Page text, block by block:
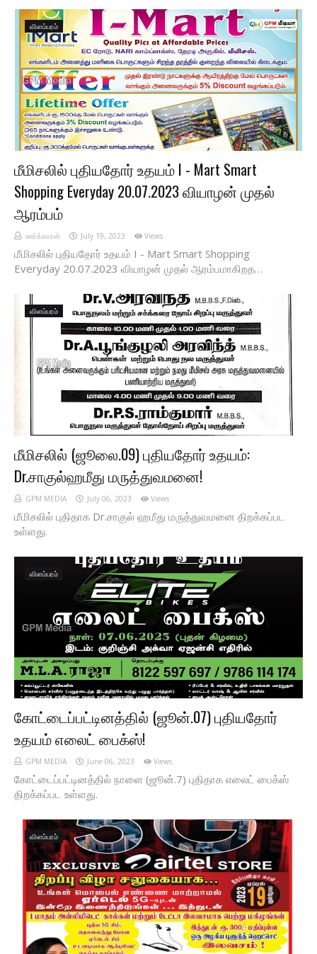
விளம்பரம்
மீமிசலில் புதியதோர் உதயம் I - Mart Smart
Shopping Everyday 20.07.2023 வியாழன் முதல்
ஆரம்பம்
ஊர்க்காரன் July 19, 2023 Views
மீமிசலில் புதியதோர் உதயம் I - Mart Smart Shopping
Everyday 20.07.2023 வியாழன் முதல் ஆரம்பமாகிறத…
விளம்பரம்
மீமிசலில் (ஜூலை.09) புதியதோர் உதயம்:
Dr.சாகுல்ஹமீது மருத்துவமனை!
GPM MEDIA July 06, 2023 Views
மீமிசலில் புதிதாக Dr.சாகுல் ஹமீது மருத்துவமனை திறக்கப்பட
உள்ளது.
விளம்பரம்
கோட்டைப்பட்டினத்தில் (ஜூன்.07) புதியதோர்
உதயம் எலைட் பைக்ஸ்!
GPM MEDIA June 06, 2023 Views
கோட்டைப்பட்டினத்தில் நாளை (ஜூன்.7) புதிதாக எலைட் பைக்ஸ்
திறக்கப்பட உள்ளது.
விளம்பரம்